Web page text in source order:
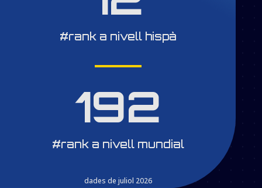
#rank a nivell hispà
192
#rank a nivell mundial
dades de juliol 2026